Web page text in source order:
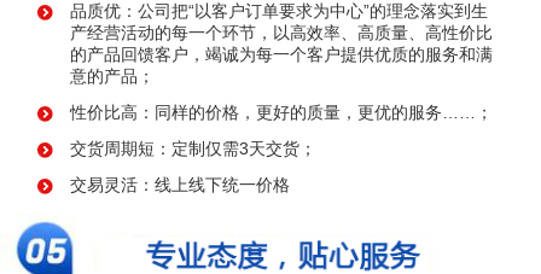
品质优：公司把“以客户订单要求为中心”的理念落实到生
产经营活动的每一个环节，以高效率、高质量、高性价比
的产品回馈客户，竭诚为每一个客户提供优质的服务和满
意的产品；
性价比高：同样的价格，更好的质量，更优的服务……；
交货周期短：定制仅需3天交货；
交易灵活：线上线下统一价格